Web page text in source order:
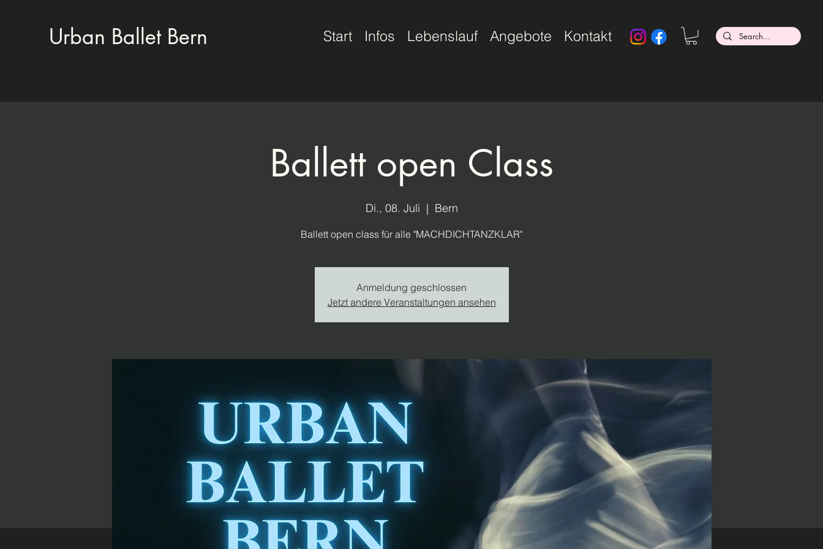
Urban Ballet Bern Start Infos Lebenslauf Angebote Kontakt
Ballett open Class
Di., 08. Juli
  |
Bern
Ballett open class für alle "MACHDICHTANZKLAR"
Anmeldung geschlossen
Jetzt andere Veranstaltungen ansehen